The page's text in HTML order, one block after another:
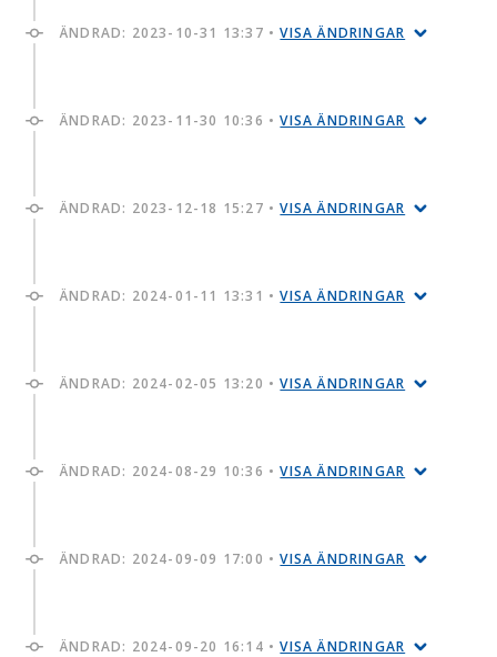
ÄNDRAD: 2023-10-31 13:37 •VISA ÄNDRINGAR
ÄNDRAD: 2023-11-30 10:36 •VISA ÄNDRINGAR
ÄNDRAD: 2023-12-18 15:27 •VISA ÄNDRINGAR
ÄNDRAD: 2024-01-11 13:31 •VISA ÄNDRINGAR
ÄNDRAD: 2024-02-05 13:20 •VISA ÄNDRINGAR
ÄNDRAD: 2024-08-29 10:36 •VISA ÄNDRINGAR
ÄNDRAD: 2024-09-09 17:00 •VISA ÄNDRINGAR
ÄNDRAD: 2024-09-20 16:14 •VISA ÄNDRINGAR